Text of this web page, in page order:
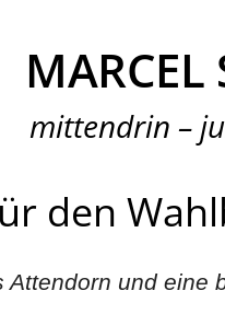
MARCEL
mittendrin –
den
und eine